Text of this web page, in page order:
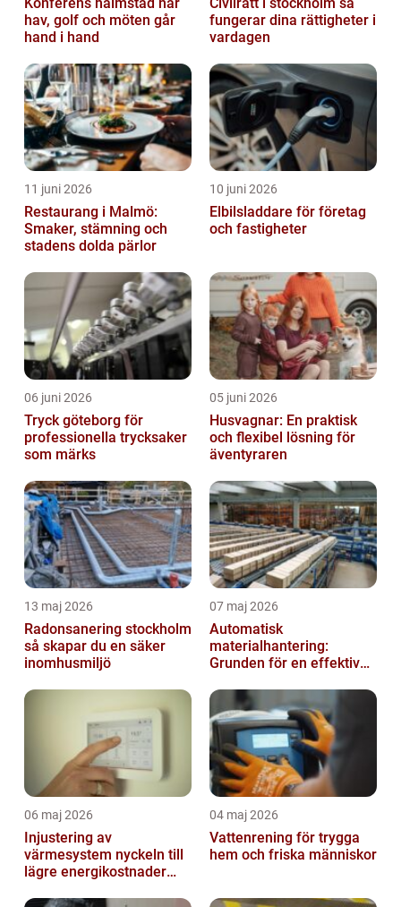
hav, golf och möten går
hand i hand
fungerar dina rättigheter i
vardagen
11 juni 2026
Restaurang i Malmö:
Smaker, stämning och
stadens dolda pärlor
10 juni 2026
Elbilsladdare för företag
och fastigheter
06 juni 2026
Tryck göteborg för
professionella trycksaker
som märks
05 juni 2026
Husvagnar: En praktisk
och flexibel lösning för
äventyraren
13 maj 2026
Radonsanering stockholm
så skapar du en säker
inomhusmiljö
07 maj 2026
Automatisk
materialhantering:
Grunden för en effektiv
06 maj 2026
Injustering av
värmesystem nyckeln till
lägre energikostnader
04 maj 2026
Vattenrening för trygga
hem och friska människor